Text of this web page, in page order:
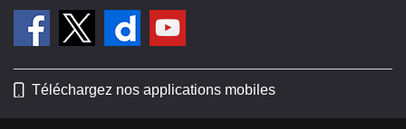
Téléchargez nos applications mobiles